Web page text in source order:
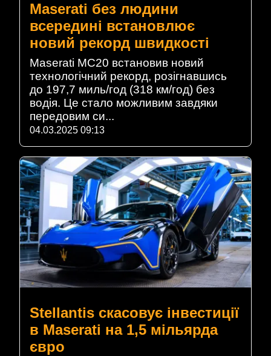
Maserati без людини
всередині встановлює
новий рекорд швидкості
Maserati MC20 встановив новий
технологічний рекорд, розігнавшись
до 197,7 миль/год (318 км/год) без
водія. Це стало можливим завдяки
передовим си...
04.03.2025 09:13
Stellantis скасовує інвестиції
в Maserati на 1,5 мільярда
євро